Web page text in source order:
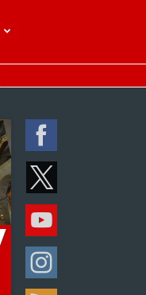
Twitter
Youtube
Instagram